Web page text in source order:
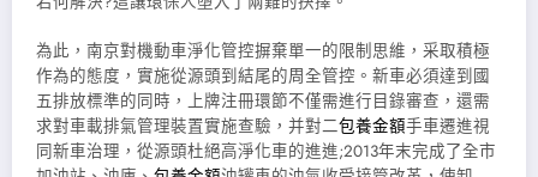
為此，南京對機動車淨化管控摒棄單一的限制思維，采取積極
作為的態度，實施從源頭到結尾的周全管控。新車必須達到國
五排放標準的同時，上牌注冊環節不僅需進行目錄審查，還需
求對車載排氣管理裝置實施查驗，并對二包養金額手車遷進視
同新車治理，從源頭杜絕高淨化車的進進;2013年末完成了全市